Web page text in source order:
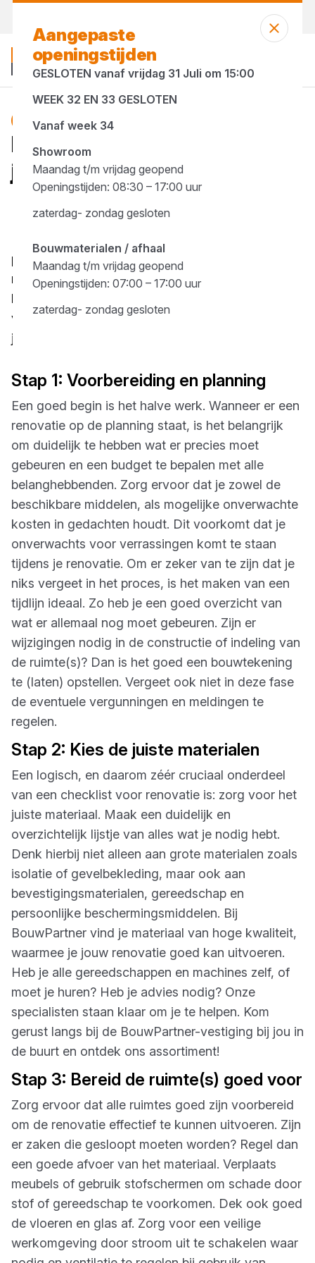
Blog
Dit is dé checklist voor
jouw renovatie!
1 minuut lezen
Gepubliceerd op 14 mei 2025
planning, vergunningen aanvragen… Je wilt
natuurlijk niet voor onverwachte verrassingen
komen te staan. Hoe zorg je ervoor dat je niets
vergeet? Geen zorgen, gebruik onze checklist om
je renovatie succesvol uit te voeren!
Stap 1: Voorbereiding en planning
Een goed begin is het halve werk. Wanneer er een
renovatie op de planning staat, is het belangrijk
om duidelijk te hebben wat er precies moet
gebeuren en een budget te bepalen met alle
belanghebbenden. Zorg ervoor dat je zowel de
beschikbare middelen, als mogelijke onverwachte
kosten in gedachten houdt. Dit voorkomt dat je
onverwachts voor verrassingen komt te staan
tijdens je renovatie. Om er zeker van te zijn dat je
niks vergeet in het proces, is het maken van een
tijdlijn ideaal. Zo heb je een goed overzicht van
wat er allemaal nog moet gebeuren. Zijn er
wijzigingen nodig in de constructie of indeling van
de ruimte(s)? Dan is het goed een bouwtekening
te (laten) opstellen. Vergeet ook niet in deze fase
de eventuele vergunningen en meldingen te
regelen.
Stap 2: Kies de juiste materialen
Een logisch, en daarom zéér cruciaal onderdeel
van een checklist voor renovatie is: zorg voor het
juiste materiaal. Maak een duidelijk en
overzichtelijk lijstje van alles wat je nodig hebt.
Denk hierbij niet alleen aan grote materialen zoals
isolatie of gevelbekleding, maar ook aan
bevestigingsmaterialen, gereedschap en
persoonlijke beschermingsmiddelen. Bij
BouwPartner vind je materiaal van hoge kwaliteit,
waarmee je jouw renovatie goed kan uitvoeren.
Heb je alle gereedschappen en machines zelf, of
moet je huren? Heb je advies nodig? Onze
specialisten staan klaar om je te helpen. Kom
gerust langs bij de BouwPartner-vestiging bij jou in
de buurt en ontdek ons assortiment!
Stap 3: Bereid de ruimte(s) goed voor
Zorg ervoor dat alle ruimtes goed zijn voorbereid
om de renovatie effectief te kunnen uitvoeren. Zijn
er zaken die gesloopt moeten worden? Regel dan
een goede afvoer van het materiaal. Verplaats
meubels of gebruik stofschermen om schade door
stof of gereedschap te voorkomen. Dek ook goed
de vloeren en glas af. Zorg voor een veilige
werkomgeving door stroom uit te schakelen waar
Aangepaste
openingstijden
GESLOTEN vanaf vrijdag 31 Juli om 15:00
WEEK 32 EN 33 GESLOTEN
Vanaf week 34
Showroom
Maandag t/m vrijdag geopend
Openingstijden: 08:30 – 17:00 uur
zaterdag- zondag gesloten
Bouwmaterialen / afhaal
Maandag t/m vrijdag geopend
Openingstijden: 07:00 – 17:00 uur
zaterdag- zondag gesloten